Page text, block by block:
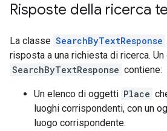
Risposte della ricerca
La classe SearchByTextResponse
risposta a una richiesta di ricerca.
SearchByTextResponse contiene:
Un elenco di oggetti Place
luoghi corrispondenti, con un
luogo corrispondente.